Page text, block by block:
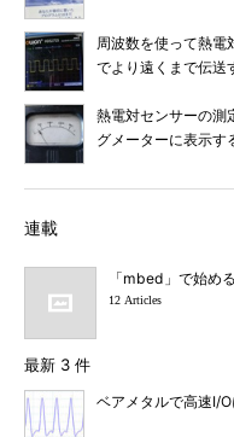
周波数を使って熱電
でより遠くまで伝送
熱電対センサーの測
グメーターに表示す
連載
「mbed」で始め
12 Articles
最新 3 件
ベアメタルで高速I/